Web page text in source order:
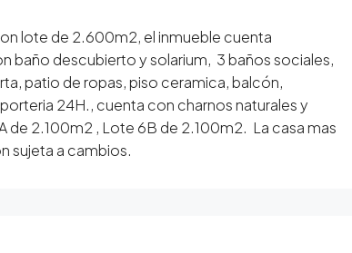
lote de 2.600m2, el inmueble cuenta
baño descubierto y solarium, 3 baños sociales,
patio de ropas, piso ceramica, balcón,
24H., cuenta con charnos naturales y
de 2.100m2 , Lote 6B de 2.100m2. La casa mas
sujeta a cambios.